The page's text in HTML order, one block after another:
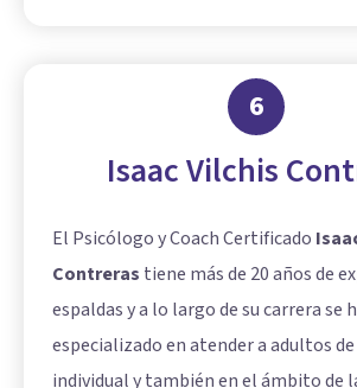
6
Isaac Vilchis
El Psicólogo y Coach Certificado
Contreras tiene más de 20 años de
espaldas y a lo largo de su carrera se
especializado en atender a adultos
individual y también en el ámbito de